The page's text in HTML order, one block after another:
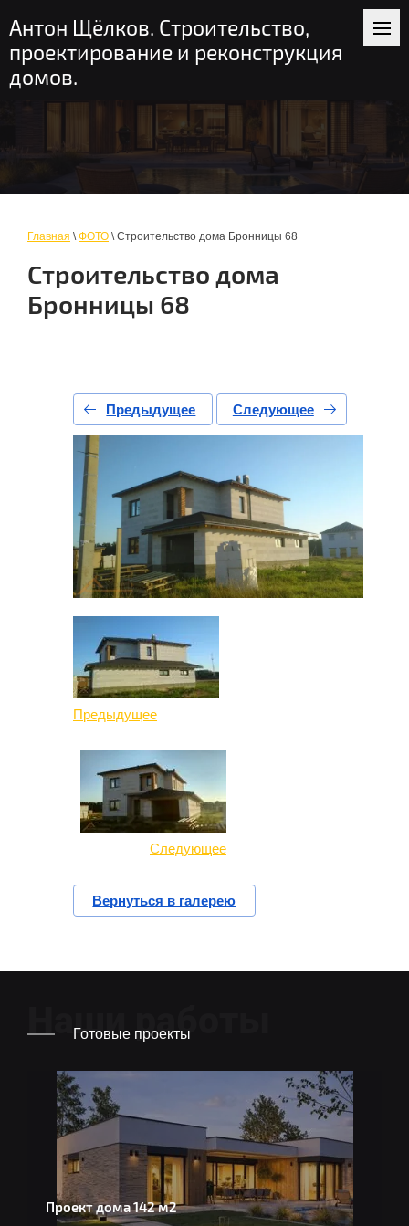
Антон Щёлков. Строительство,
проектирование и реконструкция
домов.
Москва и область
Главная \ФОТО \ Строительство дома Бронницы 68
Строительство дома
Бронницы 68
Предыдущее Следующее
Предыдущее
Следующее
Вернуться в галерею
Наши работы
Готовые проекты
Проект дома 142 м2